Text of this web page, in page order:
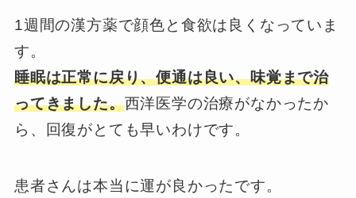
1週間の漢方薬で顔色と食欲は良くなっていま
す。
睡眠は正常に戻り、便通は良い、味覚まで治
ってきました。西洋医学の治療がなかったか
ら、回復がとても早いわけです。
患者さんは本当に運が良かったです。